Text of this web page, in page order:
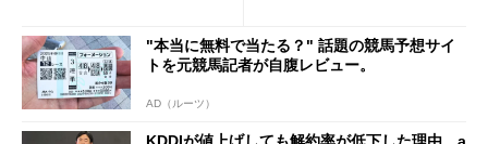
"本当に無料で当たる？" 話題の競馬予想サイ
トを元競馬記者が自腹レビュー。
AD（ルーツ）